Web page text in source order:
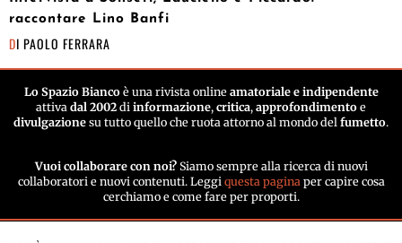
raccontare Lino Banfi
DI PAOLO FERRARA
Lo Spazio Biancoè una rivista online amatoriale e indipendente
attiva dal 2002 di informazione, critica, approfondimento e
divulgazione su tutto quello che ruota attorno al mondo del fumetto.
Vuoi collaborare con noi? Siamo sempre alla ricerca di nuovi
collaboratori e nuovi contenuti. Leggi questa pagina per capire cosa
cerchiamo e come fare per proporti.